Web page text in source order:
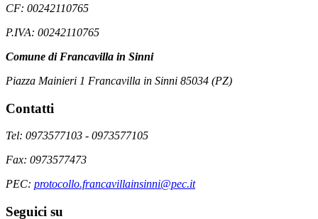
CF: 00242110765
P.IVA: 00242110765
Comune di Francavilla in Sinni
Piazza Mainieri 1 Francavilla in Sinni 85034 (PZ)
Contatti
Tel: 0973577103 - 0973577105
Fax: 0973577473
PEC: protocollo.francavillainsinni@pec.it
Seguici su